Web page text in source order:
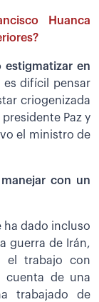
Huanca
estigmatizar en
es difícil pensar
criogenizada
Paz y
el ministro de
con un
ha dado incluso
guerra de Irán,
el trabajo con
cuenta de una
trabajado de